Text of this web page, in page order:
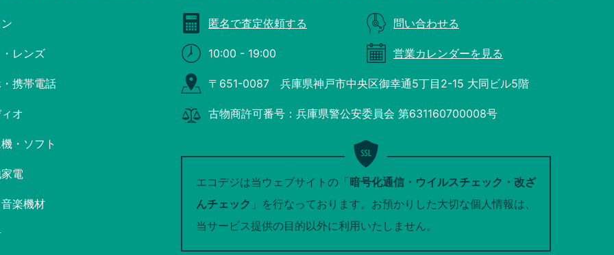
レンズ
携帯電話
オ
・ソフト
電
楽機材
匿名で査定依頼する 問い合わせる
10:00 - 19:00 営業カレンダーを見る
〒651-0087 兵庫県神戸市中央区御幸通5丁目2-15 大同ビル5階
古物商許可番号：兵庫県警公安委員会 第631160700008号
エコデジは当ウェブサイトの「暗号化通信・ウイルスチェック・改ざ
んチェック 」を行なっております。お預かりした大切な個人情報は、
当サービス提供の目的以外に利用いたしません。